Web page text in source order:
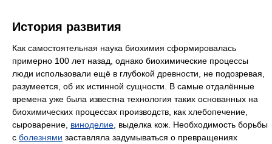
История развития
Как самостоятельная наука биохимия сформировалась
примерно 100 лет назад, однако биохимические процессы
люди использовали ещё в глубокой древности, не подозревая,
разумеется, об их истинной сущности. В самые отдалённые
времена уже была известна технология таких основанных на
биохимических процессах производств, как хлебопечение,
сыроварение, виноделие , выделка кож. Необходимость борьбы
с болезнями заставляла задумываться о превращениях